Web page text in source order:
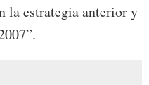
la estrategia anterior y